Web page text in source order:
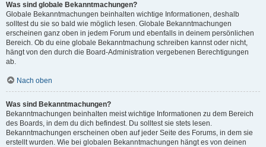
Was sind globale Bekanntmachungen?
Globale Bekanntmachungen beinhalten wichtige Informationen, deshalb
solltest du sie so bald wie möglich lesen. Globale Bekanntmachungen
erscheinen ganz oben in jedem Forum und ebenfalls in deinem persönlichen
Bereich. Ob du eine globale Bekanntmachung schreiben kannst oder nicht,
hängt von den durch die Board-Administration vergebenen Berechtigungen
ab.
Nach oben
Was sind Bekanntmachungen?
Bekanntmachungen beinhalten meist wichtige Informationen zu dem Bereich
des Boards, in dem du dich befindest. Du solltest sie stets lesen.
Bekanntmachungen erscheinen oben auf jeder Seite des Forums, in dem sie
erstellt wurden. Wie bei globalen Bekanntmachungen hängt es von deinen